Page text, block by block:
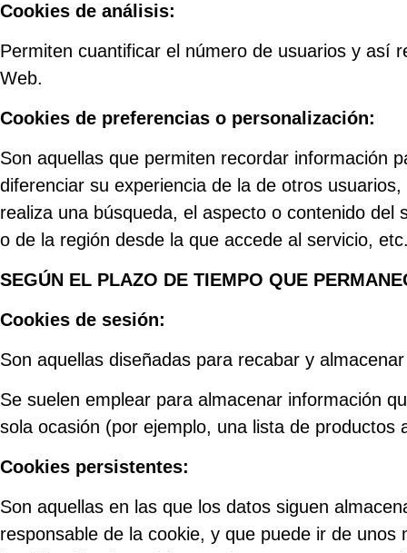
Cookies de análisis:
Permiten cuantificar el número de usuarios y así
Web.
Cookies de preferencias o personalización:
Son aquellas que permiten recordar información
diferenciar su experiencia de la de otros
realiza una búsqueda, el aspecto o contenido
o de la región desde la que accede al servicio,
SEGÚN EL PLAZO DE TIEMPO QUE
Cookies de sesión:
Son aquellas diseñadas para recabar y
Se suelen emplear para almacenar información
sola ocasión (por ejemplo, una lista de
Cookies persistentes:
Son aquellas en las que los datos siguen
responsable de la cookie, y que puede ir de